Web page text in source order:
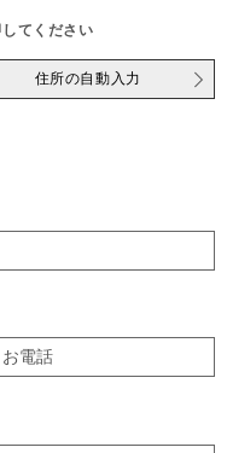
てください
住所の自動入力
お電話